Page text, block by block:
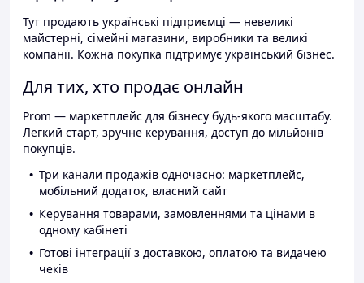
Тут продають українські підприємці — невеликі
майстерні, сімейні магазини, виробники та великі
компанії. Кожна покупка підтримує український бізнес.
Для тих, хто продає онлайн
Prom — маркетплейс для бізнесу будь-якого масштабу.
Легкий старт, зручне керування, доступ до мільйонів
покупців.
Три канали продажів одночасно: маркетплейс,
мобільний додаток, власний сайт
Керування товарами, замовленнями та цінами в
одному кабінеті
Готові інтеграції з доставкою, оплатою та видачею
чеків